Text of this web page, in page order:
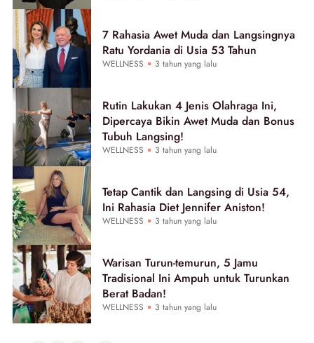
7 Rahasia Awet Muda dan Langsingnya
Ratu Yordania di Usia 53 Tahun
WELLNESS 3 tahun yang lalu
Rutin Lakukan 4 Jenis Olahraga Ini,
Dipercaya Bikin Awet Muda dan Bonus
Tubuh Langsing!
WELLNESS 3 tahun yang lalu
Tetap Cantik dan Langsing di Usia 54,
Ini Rahasia Diet Jennifer Aniston!
WELLNESS 3 tahun yang lalu
Warisan Turun-temurun, 5 Jamu
Tradisional Ini Ampuh untuk Turunkan
Berat Badan!
WELLNESS 3 tahun yang lalu